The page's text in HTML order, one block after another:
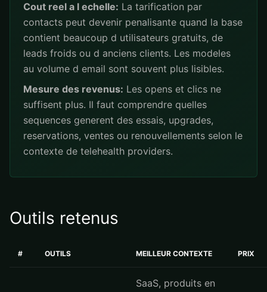
Cout reel a l echelle: La tarification par
contacts peut devenir penalisante quand la base
contient beaucoup d utilisateurs gratuits, de
leads froids ou d anciens clients. Les modeles
au volume d email sont souvent plus lisibles.
Mesure des revenus: Les opens et clics ne
suffisent plus. Il faut comprendre quelles
sequences generent des essais, upgrades,
reservations, ventes ou renouvellements selon le
contexte de telehealth providers.
Outils retenus
# OUTILS MEILLEUR CONTEXTE PRIX
SaaS, produits en